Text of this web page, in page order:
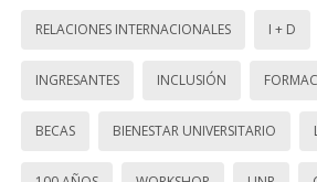
RELACIONES INTERNACIONALES I + D
INGRESANTES INCLUSIÓN
BECAS BIENESTAR UNIVERSITARIO